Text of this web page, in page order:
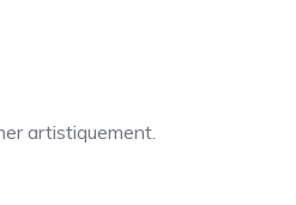
artistiquement.